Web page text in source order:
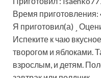
Время приготовления:
Я приготовил(а)
Испеките к чаю
творогом и яблоками.
взрослым, и детям.